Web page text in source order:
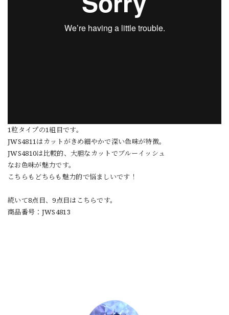
1粒タイプの1組目です。
JWS4811はカットがきめ細やかで深い色味が特徴。
JWS4810は比較的、大胆なカットでブルーイッシュ
なお色味が魅力です。
こちらもどちらも魅力的で悩ましいです！
続いて8点目、9点目はこちらです。
商品番号：JWS4813